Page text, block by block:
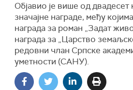
Објавио је више од
значајне награде, међу
награда за роман „Задат
награда за „Царство
редовни члан Српске
уметности (САНУ).